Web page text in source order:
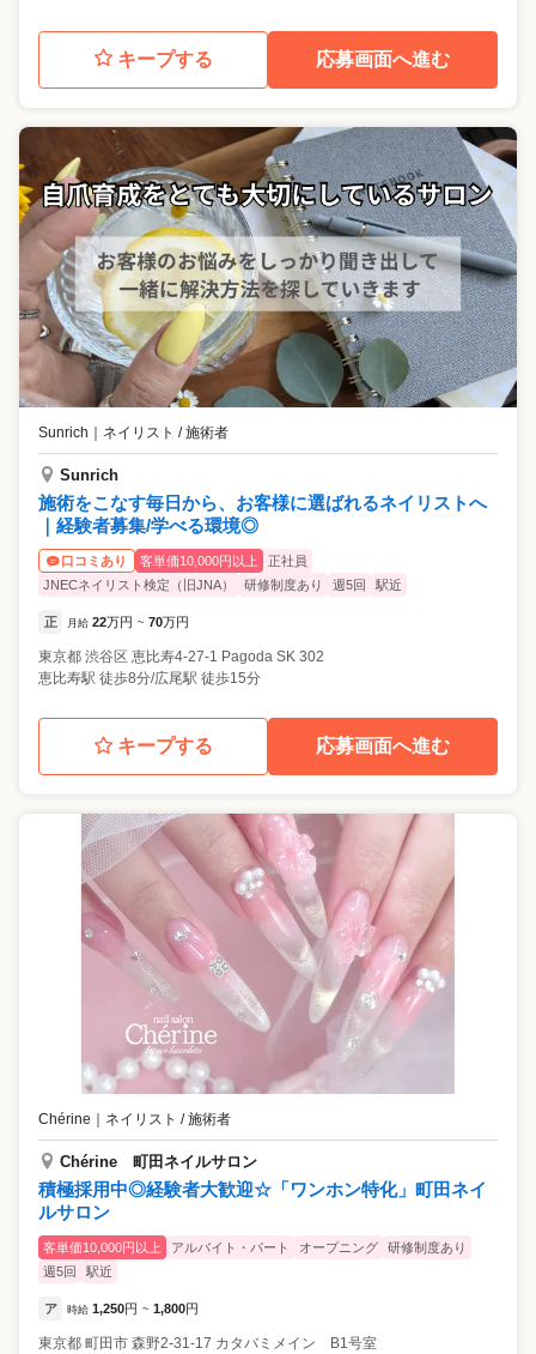
キープする 応募画面へ進む
Sunrich ネイリスト / 施術者
Sunrich
施術をこなす毎日から、お客様に選ばれるネイリストへ
｜経験者募集/学べる環境◎
口コミあり 客単価10,000円以上
正社員
JNECネイリスト検定（旧JNA）
研修制度あり 週5回 駅近
正 月給 22万円 ~ 70万円
東京都 渋谷区 恵比寿4-27-1 Pagoda SK 302
恵比寿駅 徒歩8分/広尾駅 徒歩15分
キープする 応募画面へ進む
Chérine ネイリスト / 施術者
Chérine 町田ネイルサロン
積極採用中◎経験者大歓迎☆「ワンホン特化」町田ネイ
ルサロン
客単価10,000円以上 アルバイト・パート オープニング
研修制度あり
週5回
駅近
ア 時給 1,250円 ~ 1,800円
東京都 町田市 森野2-31-17 カタバミメイン B1号室